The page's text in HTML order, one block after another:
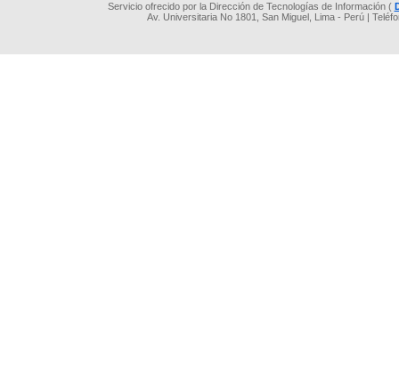
Servicio ofrecido por la Dirección de Tecnologías de Información (
Av. Universitaria No 1801, San Miguel, Lima - Perú |